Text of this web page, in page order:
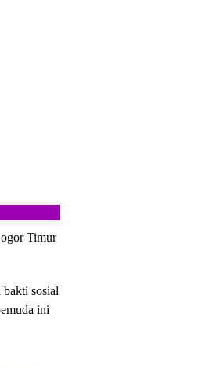
Timur
bakti sosial
ini